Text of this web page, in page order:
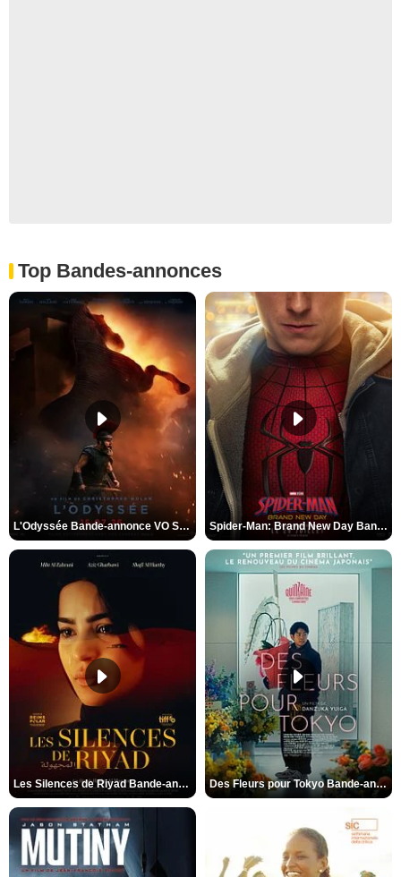
Top Bandes-annonces
L'Odyssée Bande-annonce VO STFR Spider-Man: Brand New Day Bande-annonce VO STFR
Les Silences de Riyad Bande-annonce VO STFR Des Fleurs pour Tokyo Bande-annonce VO STFR